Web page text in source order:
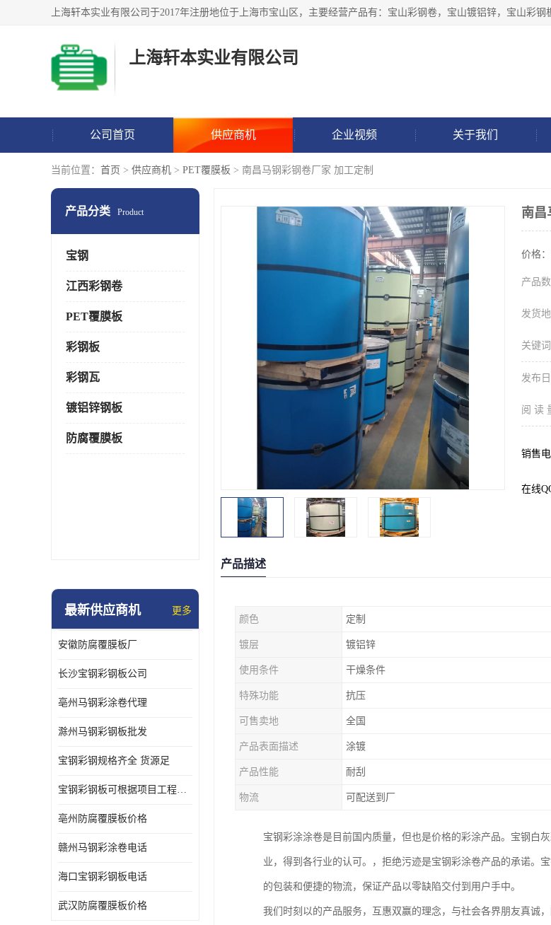
上海轩本实业有限公司
公司首页 供应商机 企业视频 关于我们
当前位置： 首页 > 供应商机 > PET覆膜板 > 南昌马钢彩钢卷厂家 加工定制
产品分类 Product
宝钢
江西彩钢卷
PET覆膜板
彩钢板
彩钢瓦
镀铝锌钢板
防腐覆膜板
最新供应商机 更多
安徽防腐覆膜板厂
长沙宝钢彩钢板公司
亳州马钢彩涂卷代理
滁州马钢彩钢板批发
宝钢彩钢规格齐全 货源足
宝钢彩钢板可根据项目工程定制
亳州防腐覆膜板价格
赣州马钢彩涂卷电话
海口宝钢彩钢板电话
武汉防腐覆膜板价格
南昌
价格
产品数
发货地
关键词
发布日
阅 读
销售电
在线
产品描述
颜色 定制
镀层 镀铝锌
使用条件 干燥条件
特殊功能 抗压
可售卖地 全国
产品表面描述 涂镀
产品性能 耐刮
物流 可配送到厂
宝钢彩涂涂卷是目前国内质量，但也是价格的彩涂产品。宝钢白
业，得到各行业的认可。，拒绝污迹是宝钢彩涂卷产品的承诺。
的包装和便捷的物流，保证产品以零缺陷交付到用户手中。
我们时刻以的产品服务，互惠双赢的理念，与社会各界朋友真诚